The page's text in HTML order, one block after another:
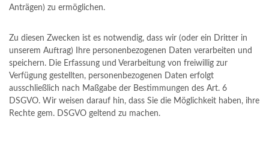
Anträgen) zu ermöglichen.
Zu diesen Zwecken ist es notwendig, dass wir (oder ein Dritter in
unserem Auftrag) Ihre personenbezogenen Daten verarbeiten und
speichern. Die Erfassung und Verarbeitung von freiwillig zur
Verfügung gestellten, personenbezogenen Daten erfolgt
ausschließlich nach Maßgabe der Bestimmungen des Art. 6
DSGVO. Wir weisen darauf hin, dass Sie die Möglichkeit haben, ihre
Rechte gem. DSGVO geltend zu machen.